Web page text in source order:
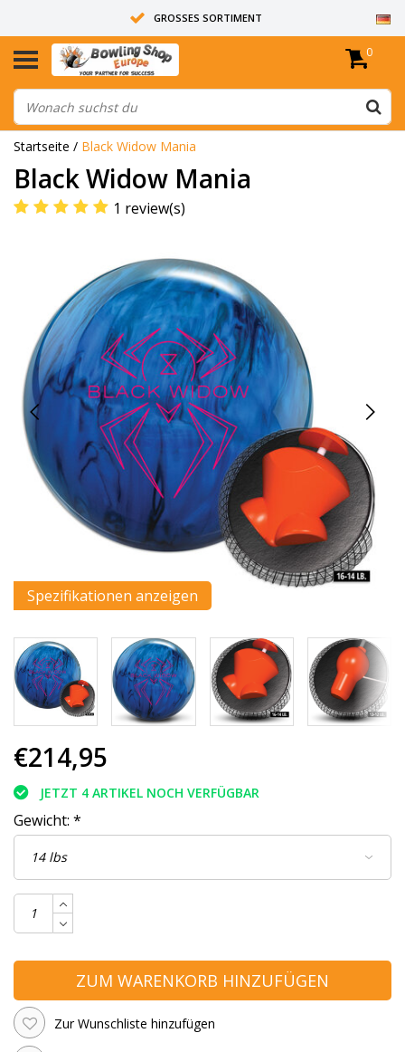
GROSSES SORTIMENT
14 TAGE RÜCKGABERECHT
ALLE BOWLINGKUGELN SIND UNGEBOHRT
0
Startseite / Black Widow Mania
Black Widow Mania
1 review(s)
Spezifikationen anzeigen
€214,95
JETZT 4 ARTIKEL NOCH VERFÜGBAR
Gewicht: *
ZUM WARENKORB HINZUFÜGEN
Zur Wunschliste hinzufügen